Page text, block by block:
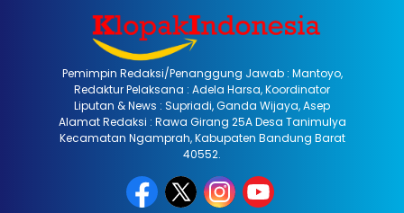
Pemimpin Redaksi/Penanggung Jawab : Mantoyo,
Redaktur Pelaksana : Adela Harsa, Koordinator
Liputan & News : Supriadi, Ganda Wijaya, Asep
Alamat Redaksi : Rawa Girang 25A Desa Tanimulya
Kecamatan Ngamprah, Kabupaten Bandung Barat
40552.